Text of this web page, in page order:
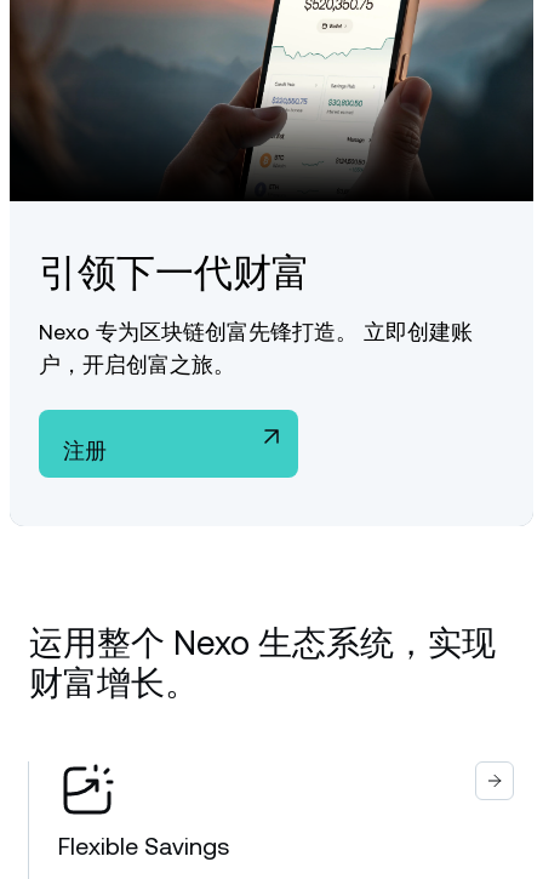
引领下一代财富
Nexo 专为区块链创富先锋打造。 立即创建账
户，开启创富之旅。
注册
运用整个 Nexo 生态系统，实现
财富增长。
Flexible Savings